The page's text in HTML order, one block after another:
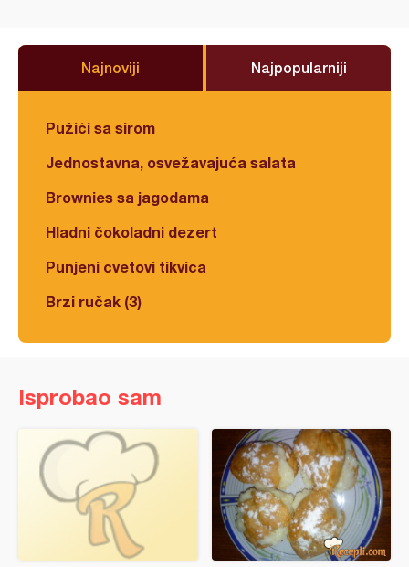
Najnoviji Najpopularniji
Pužići sa sirom
Jednostavna, osvežavajuća salata
Brownies sa jagodama
Hladni čokoladni dezert
Punjeni cvetovi tikvica
Brzi ručak (3)
Isprobao sam